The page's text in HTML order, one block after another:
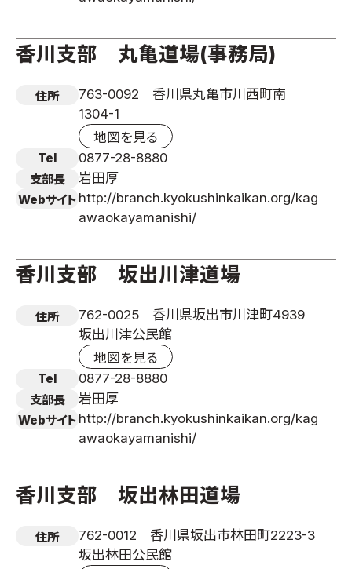
香川支部 丸亀道場(事務局)
住所
763-0092 香川県丸亀市川西町南
1304-1
地図を見る
Tel 0877-28-8880
支部長 岩田厚
Webサイト http://branch.kyokushinkaikan.org/kag
awaokayamanishi/
香川支部 坂出川津道場
住所
762-0025 香川県坂出市川津町4939
坂出川津公民館
地図を見る
Tel 0877-28-8880
支部長 岩田厚
Webサイト http://branch.kyokushinkaikan.org/kag
awaokayamanishi/
香川支部 坂出林田道場
住所
762-0012 香川県坂出市林田町2223-3
坂出林田公民館